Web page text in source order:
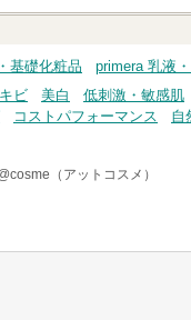
基礎化粧品 primera 乳液
ビ 美白 低刺激・敏感肌
コストパフォーマンス 自
（アットコスメ）